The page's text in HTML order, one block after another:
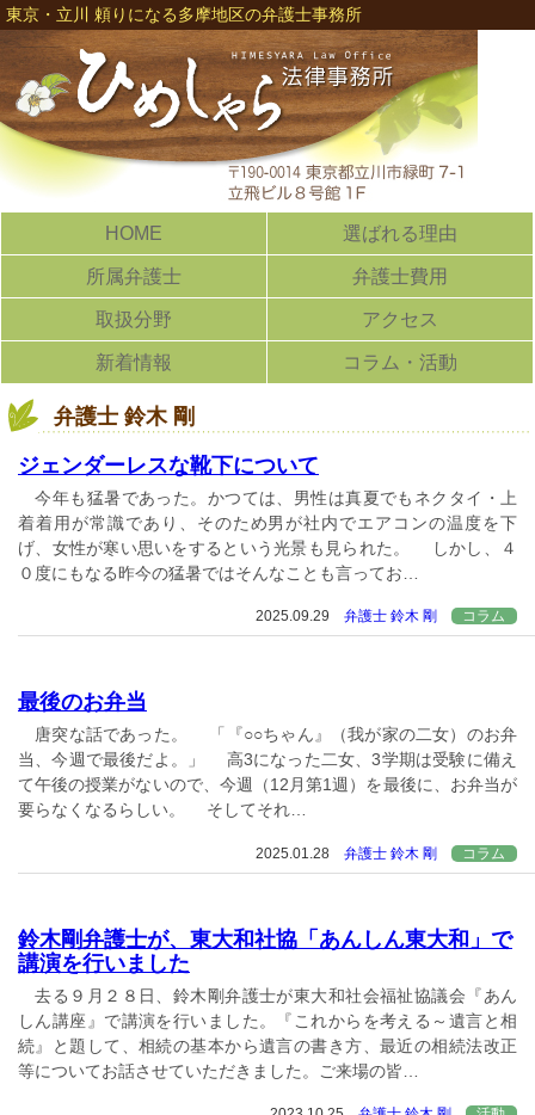
東京・立川 頼りになる多摩地区の弁護士事務所
HOME 選ばれる理由
所属弁護士 弁護士費用
取扱分野 アクセス
新着情報 コラム・活動
弁護士 鈴木 剛
ジェンダーレスな靴下について
今年も猛暑であった。かつては、男性は真夏でもネクタイ・上
着着用が常識であり、そのため男が社内でエアコンの温度を下
げ、女性が寒い思いをするという光景も見られた。 しかし、４
０度にもなる昨今の猛暑ではそんなことも言ってお…
2025.09.29 弁護士 鈴木 剛 コラム
最後のお弁当
唐突な話であった。 「『○○ちゃん』（我が家の二女）のお弁
当、今週で最後だよ。」 高3になった二女、3学期は受験に備え
て午後の授業がないので、今週（12月第1週）を最後に、お弁当が
要らなくなるらしい。 そしてそれ…
2025.01.28 弁護士 鈴木 剛 コラム
鈴木剛弁護士が、東大和社協「あんしん東大和」で
講演を行いました
去る９月２８日、鈴木剛弁護士が東大和社会福祉協議会『あん
しん講座』で講演を行いました。『これからを考える～遺言と相
続』と題して、相続の基本から遺言の書き方、最近の相続法改正
等についてお話させていただきました。ご来場の皆…